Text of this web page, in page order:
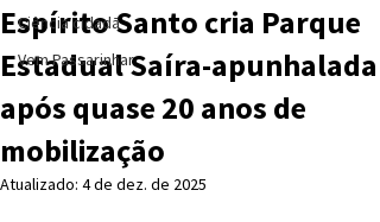
Ciência cidadã
Vem Passarinhar
Espírito Santo cria Parque
Estadual Saíra-apunhalada
após quase 20 anos de
mobilização
Atualizado: 4 de dez. de 2025